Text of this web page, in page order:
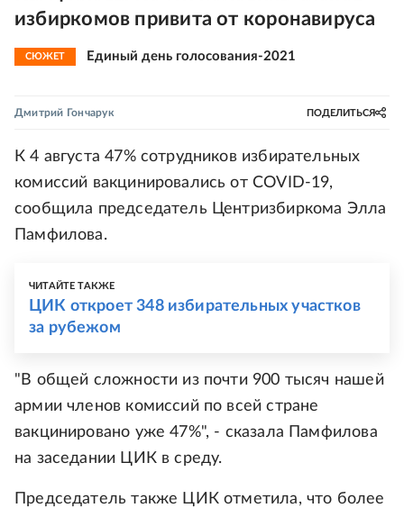
избиркомов привита от коронавируса
СЮЖЕТ Единый день голосования-2021
Дмитрий Гончарук ПОДЕЛИТЬСЯ
К 4 августа 47% сотрудников избирательных
комиссий вакцинировались от COVID-19,
сообщила председатель Центризбиркома Элла
Памфилова.
ЧИТАЙТЕ ТАКЖЕ
ЦИК откроет 348 избирательных участков
за рубежом
"В общей сложности из почти 900 тысяч нашей
армии членов комиссий по всей стране
вакцинировано уже 47%", - сказала Памфилова
на заседании ЦИК в среду.
Председатель также ЦИК отметила, что более